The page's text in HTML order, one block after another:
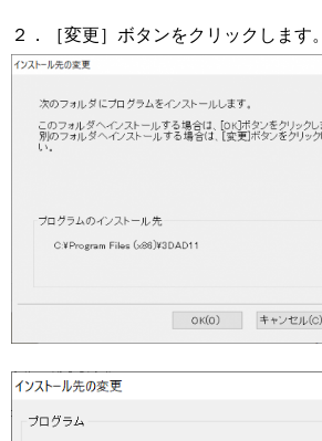
２．［変更］ボタンをクリックします。